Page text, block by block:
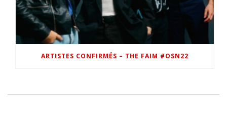
ARTISTES CONFIRMÉS – THE FAIM #OSN22